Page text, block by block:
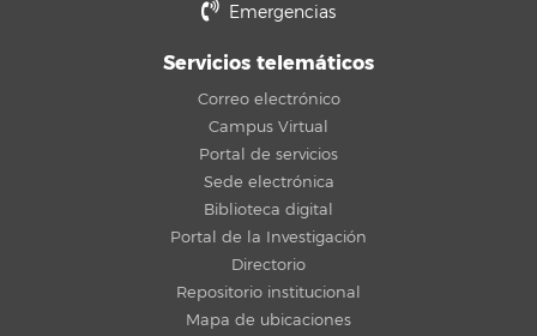
Emergencias
Servicios telemáticos
Correo electrónico
Campus Virtual
Portal de servicios
Sede electrónica
Biblioteca digital
Portal de la Investigación
Directorio
Repositorio institucional
Mapa de ubicaciones